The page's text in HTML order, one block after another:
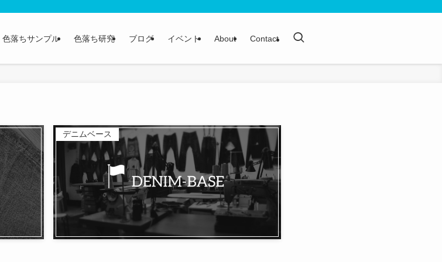
色落ちサンプル 色落ち研究 ブログ イベント About Contact
デニムベース